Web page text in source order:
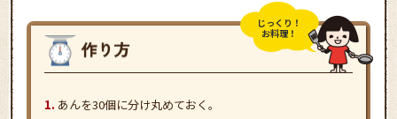
じっくり！
お料理！
あんを30個に分け丸めておく。